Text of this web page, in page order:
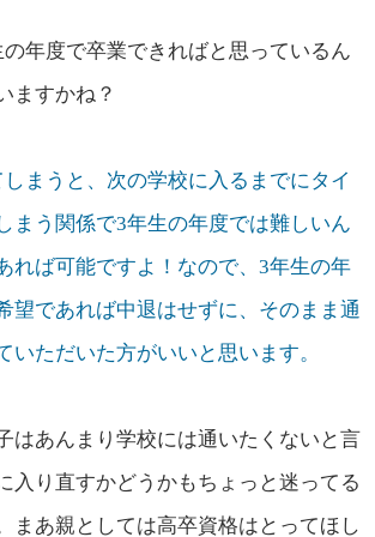
年度で卒業できればと思っているん
ますかね？
まうと、次の学校に入るまでにタイ
まう関係で3年生の年度では難しいん
れば可能ですよ！なので、3年生の年
望であれば中退はせずに、そのまま通
いただいた方がいいと思います。
はあんまり学校には通いたくないと言
入り直すかどうかもちょっと迷ってる
まあ親としては高卒資格はとってほし